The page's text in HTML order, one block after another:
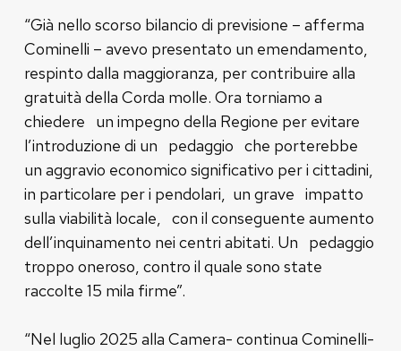
“Già nello scorso bilancio di previsione – afferma
Cominelli – avevo presentato un emendamento,
respinto dalla maggioranza, per contribuire alla
gratuità della Corda molle. Ora torniamo a
chiedere un impegno della Regione per evitare
l’introduzione di un pedaggio che porterebbe
un aggravio economico significativo per i cittadini,
in particolare per i pendolari, un grave impatto
sulla viabilità locale, con il conseguente aumento
dell’inquinamento nei centri abitati. Un pedaggio
troppo oneroso, contro il quale sono state
raccolte 15 mila firme”.
“Nel luglio 2025 alla Camera- continua Cominelli-